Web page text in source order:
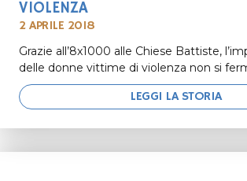
VIOLENZA
2 APRILE 2018
Grazie all’8x1000 alle Chiese Battiste,
delle donne vittime di violenza non si
LEGGI LA STORIA